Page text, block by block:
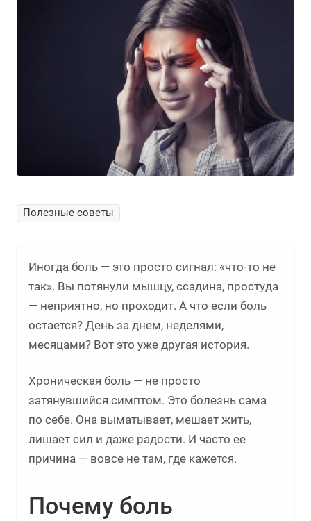
Полезные советы
Иногда боль — это просто сигнал: «что-то не
так». Вы потянули мышцу, ссадина, простуда
— неприятно, но проходит. А что если боль
остается? День за днем, неделями,
месяцами? Вот это уже другая история.
Хроническая боль — не просто
затянувшийся симптом. Это болезнь сама
по себе. Она выматывает, мешает жить,
лишает сил и даже радости. И часто ее
причина — вовсе не там, где кажется.
Почему боль